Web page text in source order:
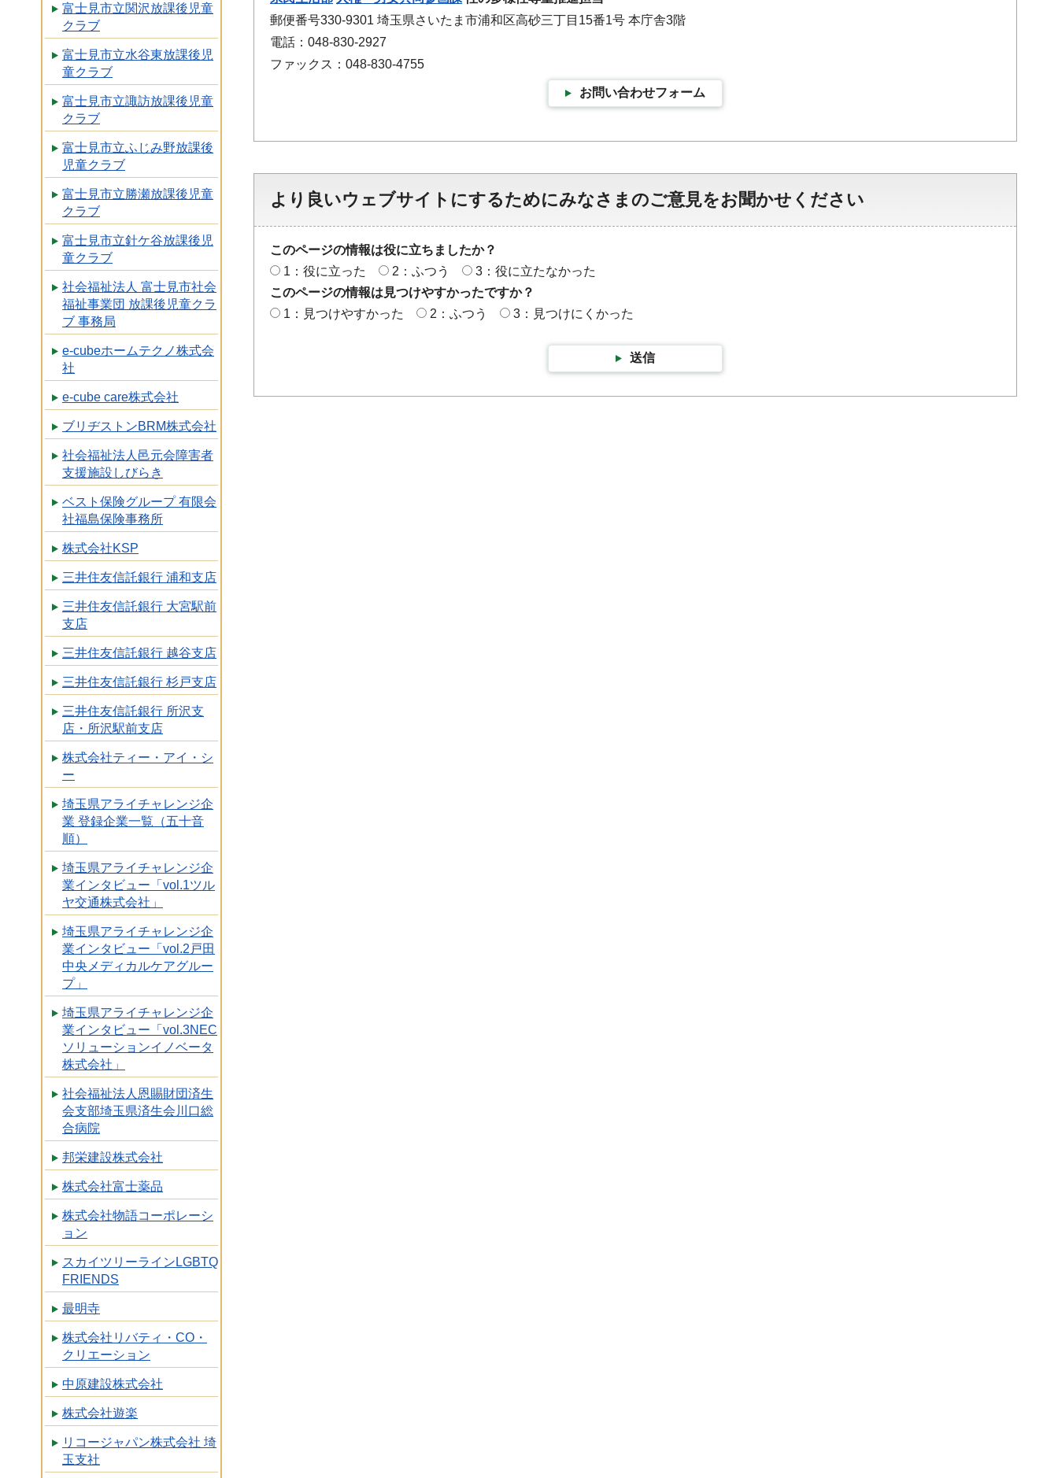
富士見市立関沢放課後児童
クラブ
富士見市立水谷東放課後児
童クラブ
富士見市立諏訪放課後児童
クラブ
富士見市立ふじみ野放課後
児童クラブ
富士見市立勝瀬放課後児童
クラブ
富士見市立針ケ谷放課後児
童クラブ
社会福祉法人 富士見市社会
福祉事業団 放課後児童クラ
ブ 事務局
e-cubeホームテクノ株式会
社
e-cube care株式会社
ブリヂストンBRM株式会社
社会福祉法人邑元会障害者
支援施設しびらき
ベスト保険グループ 有限会
社福島保険事務所
株式会社KSP
三井住友信託銀行 浦和支店
三井住友信託銀行 大宮駅前
支店
三井住友信託銀行 越谷支店
三井住友信託銀行 杉戸支店
三井住友信託銀行 所沢支
店・所沢駅前支店
株式会社ティー・アイ・シ
ー
埼玉県アライチャレンジ企
業 登録企業一覧（五十音
順）
埼玉県アライチャレンジ企
業インタビュー「vol.1ツル
ヤ交通株式会社」
埼玉県アライチャレンジ企
業インタビュー「vol.2戸田
中央メディカルケアグルー
プ」
埼玉県アライチャレンジ企
業インタビュー「vol.3NEC
ソリューションイノベータ
株式会社」
社会福祉法人恩賜財団済生
会支部埼玉県済生会川口総
合病院
邦栄建設株式会社
株式会社富士薬品
株式会社物語コーポレーシ
ョン
スカイツリーラインLGBTQ
FRIENDS
最明寺
株式会社リバティ・CO・
クリエーション
中原建設株式会社
株式会社遊楽
リコージャパン株式会社 埼
玉支社
郵便番号330-9301 埼玉県さいたま市浦和区高砂三丁目15番1号 本庁舎3階
電話：048-830-2927
ファックス：048-830-4755
お問い合わせフォーム
より良いウェブサイトにするためにみなさまのご意見をお聞かせください
このページの情報は役に立ちましたか？
1：役に立った
2：ふつう
3：役に立たなかった
このページの情報は見つけやすかったですか？
1：見つけやすかった
2：ふつう 3：見つけにくかった
送信